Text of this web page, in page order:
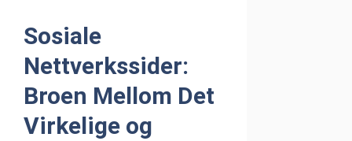
Sosiale
Nettverkssider:
Broen Mellom Det
Virkelige og